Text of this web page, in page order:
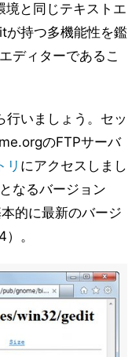
境と同じテキストエ
が持つ多機能性を鑑
ディターであるこ
いましょう。セッ
のFTPサーバ
リ にアクセスしまし
なるバージョン
的に最新のバージ
。